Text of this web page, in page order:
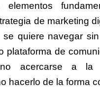
de marketing
se quiere navegar
plataforma de
acercarse a la
hacerlo de la forma